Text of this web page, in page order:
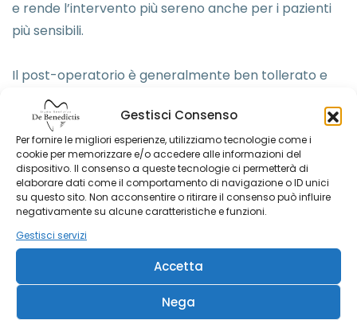
Gestisci Consenso
Per fornire le migliori esperienze, utilizziamo tecnologie come i
cookie per memorizzare e/o accedere alle informazioni del
dispositivo. Il consenso a queste tecnologie ci permetterà di
elaborare dati come il comportamento di navigazione o ID unici
su questo sito. Non acconsentire o ritirare il consenso può influire
negativamente su alcune caratteristiche e funzioni.
Gestisci servizi
Accetta
Nega
e rende l’intervento più sereno anche per i pazienti
più sensibili.
Il post-operatorio è generalmente ben tollerato e
facilmente gestibile con una terapia farmacologica
leggera. Grazie alla nostra esperienza e alla cura con
cui pianifichiamo ogni fase del trattamento,
rendiamo l’esperienza implantologica più sicura e
tranquilla per tutti.
Carico immediato: denti fissi in
un solo giorno
In molti casi, è possibile applicare identi fissi sugli
impianti già nello stesso giorno dell’intervento